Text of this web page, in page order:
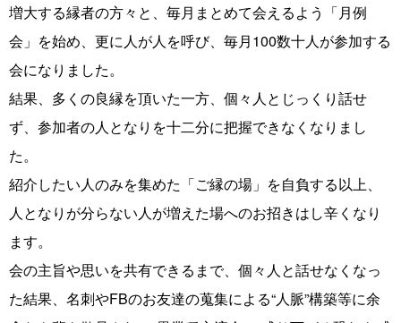
増大する縁者の方々と、毎月まとめて会えるよう「月例
会」を始め、更に人が人を呼び、毎月100数十人が参加する
会になりました。
結果、多くの良縁を頂いた一方、個々人とじっくり話せ
ず、参加者の人となりを十二分に把握できなくなりまし
た。
紹介したい人のみを集めた「ご縁の場」を自負する以上、
人となりが分らない人が増えた場へのお招きはし辛くなり
ます。
会の主旨や思いを共有できるまで、個々人と話せなくなっ
た結果、名刺やFBのお友達の蒐集による“人脈”構築等に余